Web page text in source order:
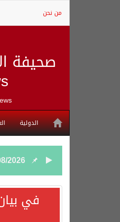
من نحن
صحيفة
الدولية
2026
2026في